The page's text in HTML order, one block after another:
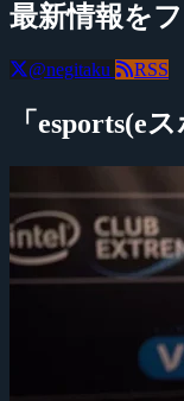
最新情報を
@negitaku RSS
「esports(e